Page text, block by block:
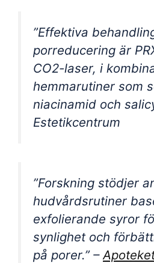
”Effektiva
porreducering är
CO2-laser, i
hemmarutiner som
niacinamid och
Estetikcentrum
”Forskning stödjer
hudvårdsrutiner
exfolierande syror
synlighet och
på porer.” –